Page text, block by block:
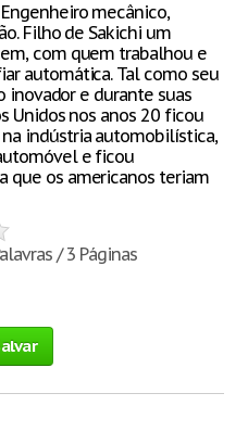
mecânico,
Filho de Sakichi um
com quem trabalhou e
automática. Tal como seu
inovador e durante suas
Unidos nos anos 20 ficou
indústria automobilística,
e ficou
que os americanos teriam
/ 3 Páginas